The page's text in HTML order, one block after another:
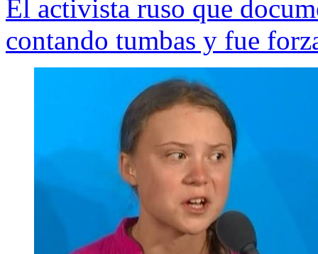
El activista ruso que
contando tumbas y fue